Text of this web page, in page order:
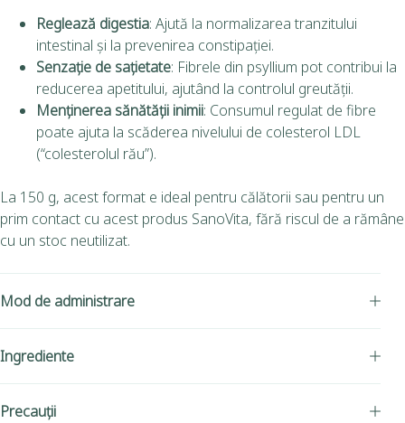
Reglează digestia: Ajută la normalizarea tranzitului
intestinal și la prevenirea constipației.
Senzație de sațietate: Fibrele din psyllium pot contribui la
reducerea apetitului, ajutând la controlul greutății.
Menținerea sănătății inimii: Consumul regulat de fibre
poate ajuta la scăderea nivelului de colesterol LDL
(“colesterolul rău”).
La 150 g, acest format e ideal pentru călătorii sau pentru un
prim contact cu acest produs SanoVita, fără riscul de a rămâne
cu un stoc neutilizat.
Mod de administrare
Ingrediente
Precauții